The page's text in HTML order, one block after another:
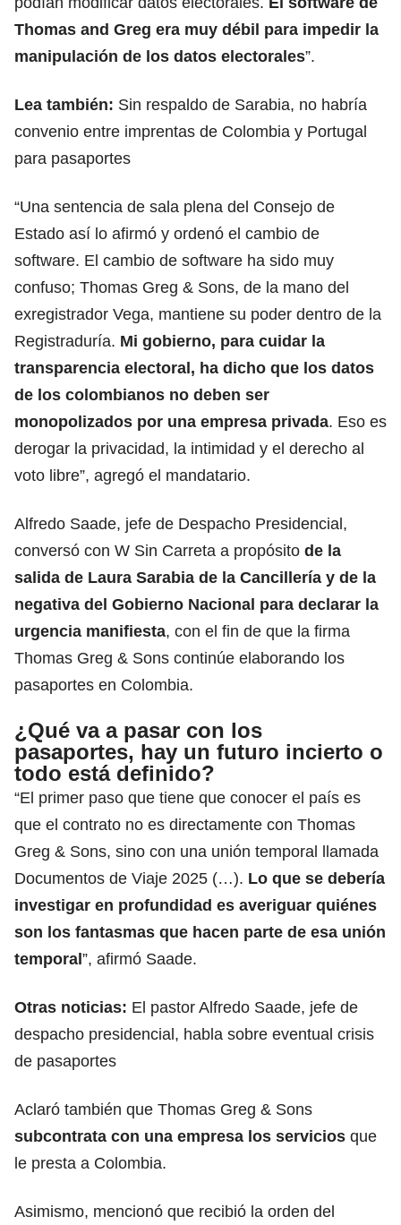
Thomas and Greg era muy débil para impedir la
manipulación de los datos electorales”.
Lea también: Sin respaldo de Sarabia, no habría
convenio entre imprentas de Colombia y Portugal
para pasaportes
“Una sentencia de sala plena del Consejo de
Estado así lo afirmó y ordenó el cambio de
software. El cambio de software ha sido muy
confuso; Thomas Greg & Sons, de la mano del
exregistrador Vega, mantiene su poder dentro de la
Registraduría. Mi gobierno, para cuidar la
transparencia electoral, ha dicho que los datos
de los colombianos no deben ser
monopolizados por una empresa privada. Eso es
derogar la privacidad, la intimidad y el derecho al
voto libre”, agregó el mandatario.
Alfredo Saade, jefe de Despacho Presidencial,
conversó con W Sin Carreta a propósito de la
salida de Laura Sarabia de la Cancillería y de la
negativa del Gobierno Nacional para declarar la
urgencia manifiesta, con el fin de que la firma
Thomas Greg & Sons continúe elaborando los
pasaportes en Colombia.
¿Qué va a pasar con los
pasaportes, hay un futuro incierto o
todo está definido?
“El primer paso que tiene que conocer el país es
que el contrato no es directamente con Thomas
Greg & Sons, sino con una unión temporal llamada
Documentos de Viaje 2025 (…). Lo que se debería
investigar en profundidad es averiguar quiénes
son los fantasmas que hacen parte de esa unión
temporal”, afirmó Saade.
Otras noticias: El pastor Alfredo Saade, jefe de
despacho presidencial, habla sobre eventual crisis
de pasaportes
Aclaró también que Thomas Greg & Sons
subcontrata con una empresa los servicios que
le presta a Colombia.
Asimismo, mencionó que recibió la orden del